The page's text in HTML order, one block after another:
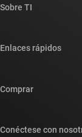
Sobre TI
Sala de
Enlaces rápidos
Búsqueda de
Comprar
Conéctese con